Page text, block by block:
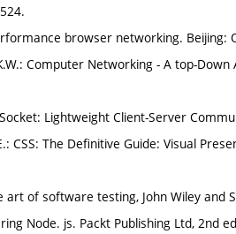
browser networking. Beijing:
Computer Networking - A top-
Lightweight Client-Server
CSS: The Definitive Guide: Visual
art of software testing, John Wiley and
Node. js. Packt Publishing Ltd, 2nd